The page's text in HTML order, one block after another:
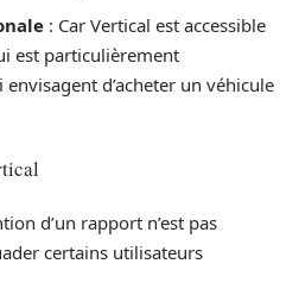
: Car Vertical est accessible
est particulièrement
d’acheter un véhicule
d’un rapport n’est pas
certains utilisateurs